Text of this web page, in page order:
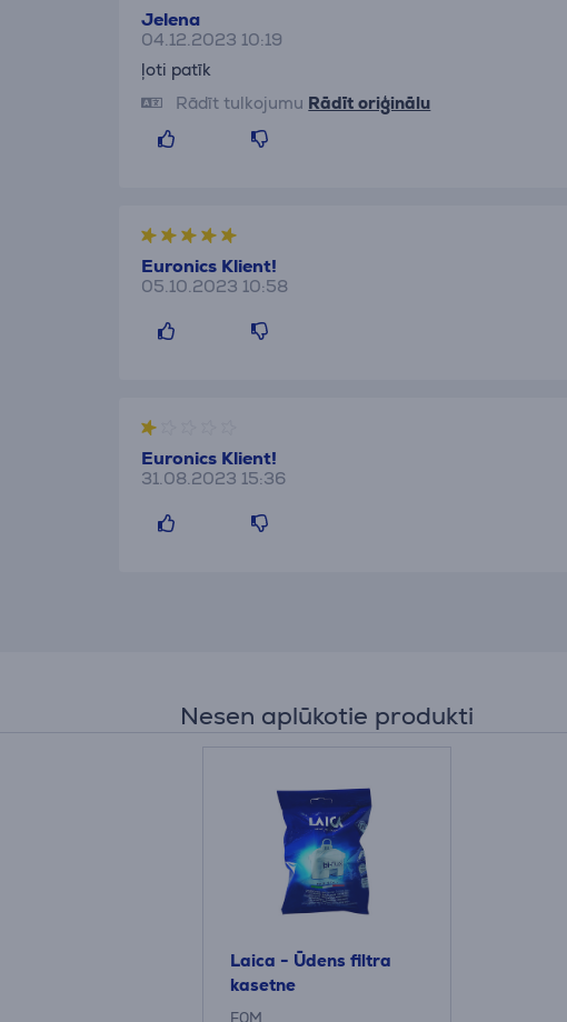
Jelena
04.12.2023 10:19
ļoti patīk
Rādīt tulkojumu Rādīt oriģinālu
Euronics Klient!
05.10.2023 10:58
Euronics Klient!
31.08.2023 15:36
Nesen aplūkotie produkti
Laica - Ūdens filtra
kasetne
F0M